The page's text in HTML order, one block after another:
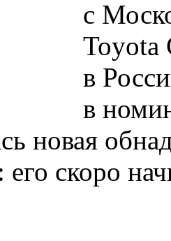
с
Toyota
в
в
новая
скоро